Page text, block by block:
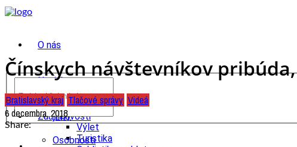
O nás
Novinky
wow
Tipy
Výlet
Turistika
Zaujímavosti
Osobnosti
Čínskych návštevníkov
Bratislavský kraj Tlačové správy Videá
6 decembra, 2018
Share: